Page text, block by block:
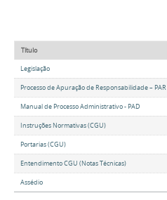
Título
Legislação
Processo de Apuração de Responsabilidade – PAR
Manual de Processo Administrativo - PAD
Instruções Normativas (CGU)
Portarias (CGU)
Entendimento CGU (Notas Técnicas)
Assédio